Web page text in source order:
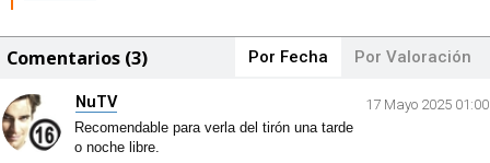
Comentarios (3) Por Fecha Por Valoración
NuTV
17 Mayo 2025 01:00
Recomendable para verla del tirón una tarde
o noche libre.